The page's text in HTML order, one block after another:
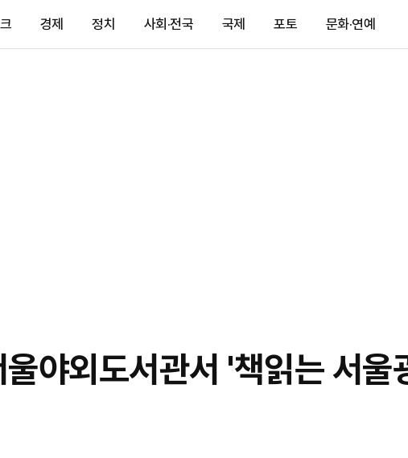
경제 정치 사회·전국 국제 포토 문화·연예
야외도서관서 '책읽는 서울